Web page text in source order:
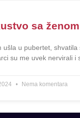
sa ženom
ušla u pubertet, shvatila
su me uvek nervirali i
Nema komentara